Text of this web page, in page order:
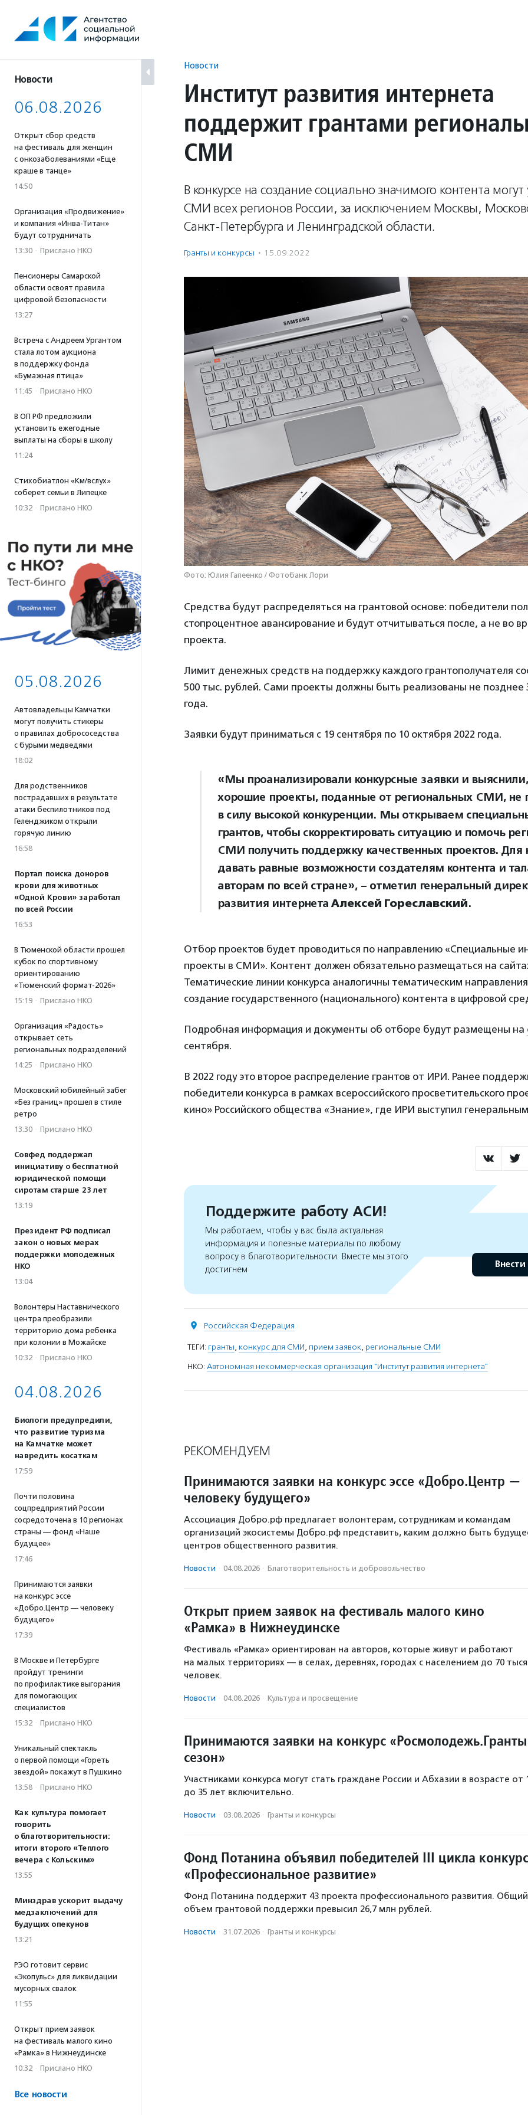
содержанию
Новости
06.08.2026
Открыт сбор средств
на фестиваль для женщин
с онкозаболеваниями «Еще
краше в танце»
14:50
Организация «Продвижение»
и компания «Инва-Титан»
будут сотрудничать
13:30 · Прислано НКО
Пенсионеры Самарской
области освоят правила
цифровой безопасности
13:27
Встреча с Андреем Ургантом
стала лотом аукциона
в поддержку фонда
«Бумажная птица»
11:45 · Прислано НКО
В ОП РФ предложили
установить ежегодные
выплаты на сборы в школу
11:24
Стихобиатлон «Км/вслух»
соберет семьи в Липецке
10:32 · Прислано НКО
05.08.2026
Автовладельцы Камчатки
могут получить стикеры
о правилах добрососедства
с бурыми медведями
18:02
Для родственников
пострадавших в результате
атаки беспилотников под
Геленджиком открыли
горячую линию
16:58
Портал поиска доноров
крови для животных
«Одной Крови» заработал
по всей России
16:53
В Тюменской области прошел
кубок по спортивному
ориентированию
«Тюменский формат-2026»
15:19 · Прислано НКО
Организация «Радость»
открывает сеть
региональных подразделений
14:25 · Прислано НКО
Московский юбилейный забег
«Без границ» прошел в стиле
ретро
13:30 · Прислано НКО
Совфед поддержал
инициативу о бесплатной
юридической помощи
сиротам старше 23 лет
13:19
Президент РФ подписал
закон о новых мерах
поддержки молодежных
НКО
13:04
Волонтеры Наставнического
центра преобразили
территорию дома ребенка
при колонии в Можайске
10:32 · Прислано НКО
04.08.2026
Биологи предупредили,
что развитие туризма
на Камчатке может
навредить косаткам
17:59
Почти половина
соцпредприятий России
сосредоточена в 10 регионах
страны — фонд «Наше
будущее»
17:46
Принимаются заявки
на конкурс эссе
«Добро.Центр — человеку
будущего»
17:39
В Москве и Петербурге
пройдут тренинги
по профилактике выгорания
для помогающих
специалистов
15:32 · Прислано НКО
Уникальный спектакль
о первой помощи «Гореть
звездой» покажут в Пушкино
13:58 · Прислано НКО
Как культура помогает
говорить
о благотворительности:
итоги второго «Теплого
вечера с Кольским»
13:55
Минздрав ускорит выдачу
медзаключений для
будущих опекунов
13:21
РЭО готовит сервис
«Экопульс» для ликвидации
мусорных свалок
11:55
Открыт прием заявок
на фестиваль малого кино
«Рамка» в Нижнеудинске
10:32 · Прислано НКО
Все новости
Новости
Институт развития интернета
поддержит грантами
СМИ
В конкурсе на создание социально значимого контента могут
СМИ всех регионов России, за исключением Москвы,
Санкт-Петербурга и Ленинградской области.
Гранты и конкурсы · 15.09.2022
Фото: Юлия Гапеенко / Фотобанк Лори
Средства будут распределяться на грантовой основе: победители
стопроцентное авансирование и будут отчитываться после, а не во
проекта.
Лимит денежных средств на поддержку каждого грантополучателя
500 тыс. рублей. Сами проекты должны быть реализованы не позднее
года.
Заявки будут приниматься с 19 сентября по 10 октября 2022 года.
«Мы проанализировали конкурсные заявки и
хорошие проекты, поданные от региональных СМИ, не
в силу высокой конкуренции. Мы открываем
грантов, чтобы скорректировать ситуацию и помочь
СМИ получить поддержку качественных проектов. Для
давать равные возможности создателям контента и
авторам по всей стране», – отметил генеральный
развития интернета Алексей Гореславский.
Отбор проектов будет проводиться по направлению «Специальные
проекты в СМИ». Контент должен обязательно размещаться на
Тематические линии конкурса аналогичны тематическим
создание государственного (национального) контента в цифровой
Подробная информация и документы об отборе будут размещены на
сентября.
В 2022 году это второе распределение грантов от ИРИ. Ранее
победители конкурса в рамках всероссийского просветительского
кино» Российского общества «Знание», где ИРИ выступил
Поддержите работу АСИ!
Мы работаем, чтобы у вас была актуальная
информация и полезные материалы по любому
вопросу в благотворительности. Вместе мы этого
достигнем
Внести
Российская Федерация
ТЕГИ: гранты, конкурс для СМИ, прием заявок, региональные СМИ
НКО: Автономная некоммерческая организация "Институт развития интернета"
РЕКОМЕНДУЕМ
Принимаются заявки на конкурс эссе «Добро.Центр —
человеку будущего»
Ассоциация Добро.рф предлагает волонтерам, сотрудникам и командам
организаций экосистемы Добро.рф представить, каким должно быть
центров общественного развития.
Новости · 04.08.2026 · Благотвори­тель­ность и доброволь­чест­во
Открыт прием заявок на фестиваль малого кино
«Рамка» в Нижнеудинске
Фестиваль «Рамка» ориентирован на авторов, которые живут и работают
на малых территориях — в селах, деревнях, городах с населением до 70
человек.
Новости · 04.08.2026 · Культура и просвещение
Принимаются заявки на конкурс
сезон»
Участниками конкурса могут стать граждане России и Абхазии в возрасте от
до 35 лет включительно.
Новости · 03.08.2026 · Гранты и конкурсы
Фонд Потанина объявил победителей III цикла
«Профессиональное развитие»
Фонд Потанина поддержит 43 проекта профессионального развития. Общий
объем грантовой поддержки превысил 26,7 млн рублей.
Новости · 31.07.2026 · Гранты и конкурсы